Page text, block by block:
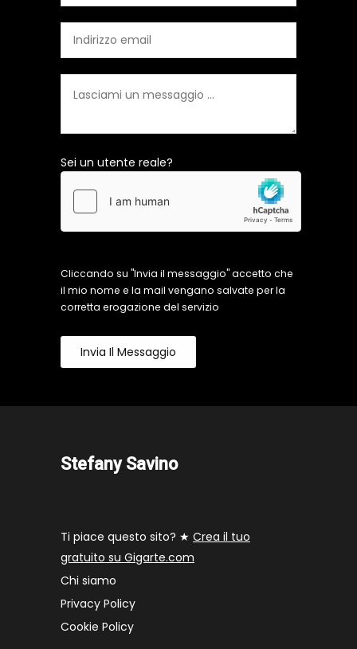
Sei un utente reale?
Cliccando su "Invia il messaggio" accetto che
il mio nome e la mail vengano salvate per la
corretta erogazione del servizio
Invia Il Messaggio
Stefany Savino
Ti piace questo sito? ★ Crea il tuo
gratuito su Gigarte.com
Chi siamo
Privacy Policy
Cookie Policy